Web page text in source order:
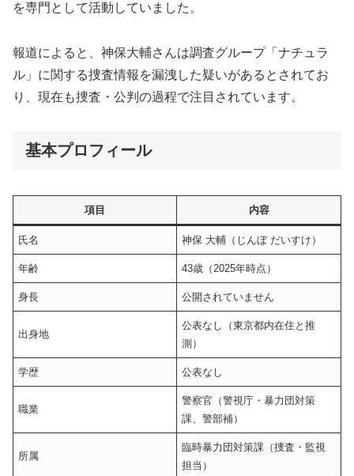
を専門として活動していました。
報道によると、神保大輔さんは調査グループ「ナチュラ
ル」に関する捜査情報を漏洩した疑いがあるとされてお
り、現在も捜査・公判の過程で注目されています。
基本プロフィール
項目 内容
氏名 神保 大輔（じんぼ だいすけ）
年齢 43歳（2025年時点）
身長 公開されていません
出身地
公表なし（東京都内在住と推
測）
学歴 公表なし
職業
警察官（警視庁・暴力団対策
課、警部補）
所属
臨時暴力団対策課（捜査・監視
担当）